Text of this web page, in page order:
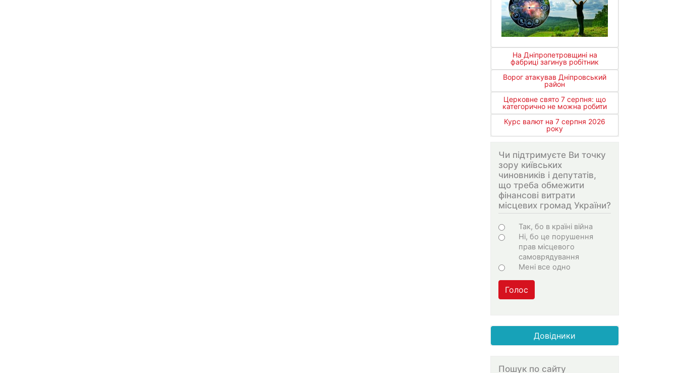
На Дніпропетровщині на
фабриці загинув робітник
Ворог атакував Дніпровський
район
Церковне свято 7 серпня: що
категорично не можна робити
Курс валют на 7 серпня 2026
року
Чи підтримуєте Ви точку
зору київських
чиновників і депутатів,
що треба обмежити
фінансові витрати
місцевих громад України?
Варіанти
Так, бо в країні війна
Ні, бо це порушення
прав місцевого
самоврядування
Мені все одно
Голос
Довідники
Пошук по сайту